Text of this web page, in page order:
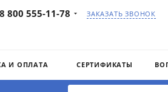
8 800 555-11-78 ЗАКАЗАТЬ ЗВОНОК
И ОПЛАТА СЕРТИФИКАТЫ